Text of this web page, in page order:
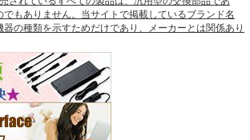
でもありません。当サイトで掲載しているブランド名
の種類を示すためだけであり、メーカーとは関係あり